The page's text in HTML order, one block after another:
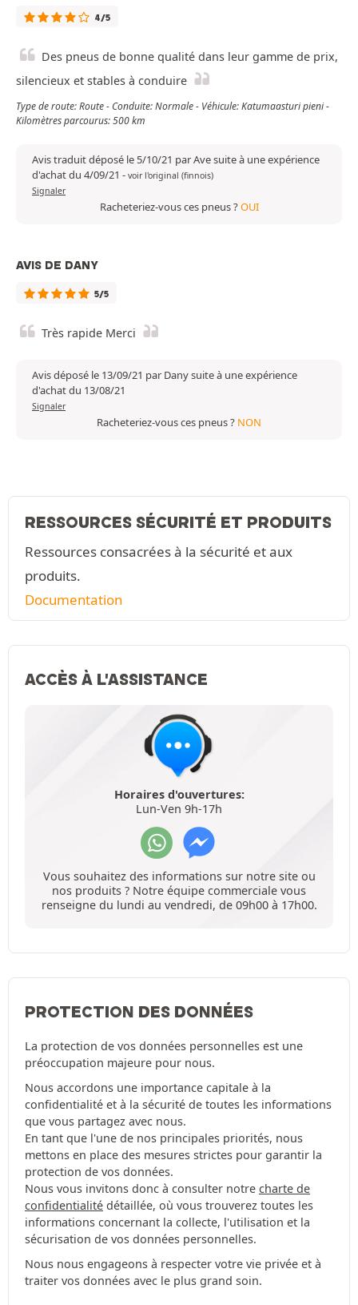
4/5
Des pneus de bonne qualité dans leur gamme de prix,
silencieux et stables à conduire
Type de route: Route - Conduite: Normale - Véhicule: Katumaasturi pieni -
Kilomètres parcourus: 500 km
Avis traduit déposé le 5/10/21 par Ave suite à une expérience
d'achat du 4/09/21 - voir l'original (finnois)
Signaler
Racheteriez-vous ces pneus ?OUI
AVIS DE DANY
5/5
Très rapide Merci
Avis déposé le 13/09/21 par Dany suite à une expérience
d'achat du 13/08/21
Signaler
Racheteriez-vous ces pneus ? NON
RESSOURCES SÉCURITÉ ET PRODUITS
Ressources consacrées à la sécurité et aux
produits.
Documentation
ACCÈS À L'ASSISTANCE
Horaires d'ouvertures:
Lun-Ven 9h-17h
Vous souhaitez des informations sur notre site ou
nos produits ? Notre équipe commerciale vous
renseigne du lundi au vendredi, de 09h00 à 17h00.
PROTECTION DES DONNÉES
La protection de vos données personnelles est une
préoccupation majeure pour nous.
Nous accordons une importance capitale à la
confidentialité et à la sécurité de toutes les informations
que vous partagez avec nous.
En tant que l'une de nos principales priorités, nous
mettons en place des mesures strictes pour garantir la
protection de vos données.
Nous vous invitons donc à consulter notre charte de
confidentialité détaillée, où vous trouverez toutes les
informations concernant la collecte, l'utilisation et la
sécurisation de vos données personnelles.
Nous nous engageons à respecter votre vie privée et à
traiter vos données avec le plus grand soin.